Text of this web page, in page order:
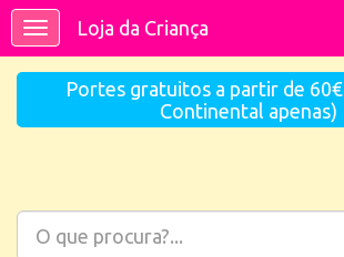
ToggleLoja da Criança
Portes gratuitos a partir de
Continental apenas)